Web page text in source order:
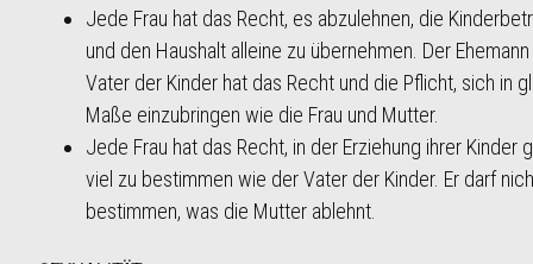
Jede Frau hat das Recht, es abzulehnen, die
und den Haushalt alleine zu übernehmen. Der
Vater der Kinder hat das Recht und die Pflicht, sich in
Maße einzubringen wie die Frau und Mutter.
Jede Frau hat das Recht, in der Erziehung ihrer Kinder
viel zu bestimmen wie der Vater der Kinder. Er darf
bestimmen, was die Mutter ablehnt.